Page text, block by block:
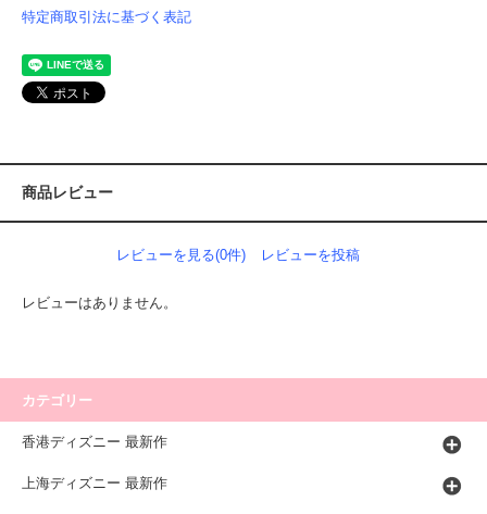
特定商取引法に基づく表記
商品レビュー
レビューを見る(0件) レビューを投稿
レビューはありません。
カテゴリー
香港ディズニー 最新作
上海ディズニー 最新作